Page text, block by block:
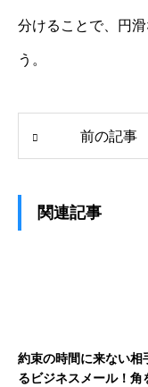
分けることで、円
う。
前の記事
関連記事
約束の時間に来ない相
るビジネスメール！角